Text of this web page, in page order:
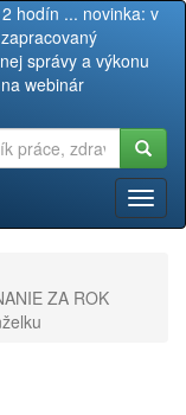
hodín ... novinka: v
správy a výkonu
webinár
ZA ROK